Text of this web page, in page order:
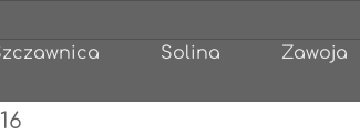
Solina Zawoja